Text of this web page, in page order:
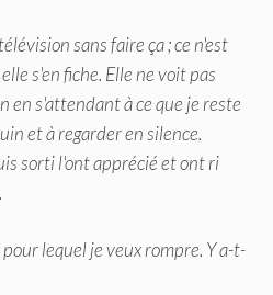
sans faire ça ; ce n'est
s'en fiche. Elle ne voit pas
en s'attendant à ce que je reste
et à regarder en silence.
sorti l'ont apprécié et ont ri
pour lequel je veux rompre. Y a-t-